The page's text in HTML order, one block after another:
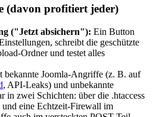
(davon profitiert jeder)
("Jetzt absichern"): Ein Button
schreibt die geschützte
Ordner und testet alles
bekannte Joomla-Angriffe (z. B. auf
, API-Leaks) und unbekannte
in zwei Schichten: über die .htaccess
eine Echtzeit-Firewall im